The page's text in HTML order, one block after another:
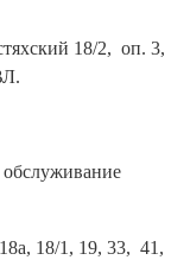
18/2, оп. 3,
18/1, 19, 33, 41,